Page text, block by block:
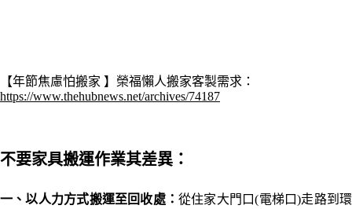
【年節焦慮怕搬家 】榮福懶人搬家客製需求：
https://www.thehubnews.net/archives/74187
不要家具搬運作業其差異：
一、以人力方式搬運至回收處： 從住家大門口(電梯口)走路到環